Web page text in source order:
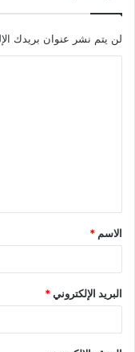
لن يتم نشر عنوان بريدك
ق
*
الاسم *
البريد الإلكتروني*